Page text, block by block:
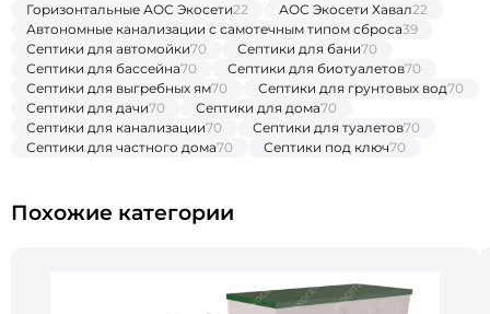
Горизонтальные АОС Экосети22 АОС Экосети Хавал22
Автономные канализации с самотечным типом сброса39
Септики для автомойки70 Септики для бани70
Септики для бассейна70 Септики для биотуалетов70
Септики для выгребных ям70 Септики для грунтовых вод70
Септики для дачи70 Септики для дома70
Септики для канализации70 Септики для туалетов70
Септики для частного дома70 Септики под ключ70
Похожие категории